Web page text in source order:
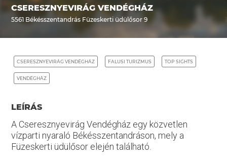
CSERESZNYEVIRÁG VENDÉGHÁZ
5561 Békésszentandrás Füzeskerti üdülősor 9
CSERESZNYEVIRÁG VENDÉGHÁZ FALUSI TURIZMUS TOP SIGHTS
VENDÉGHÁZ
LEÍRÁS
A Cseresznyevirág Vendégház egy közvetlen
vízparti nyaraló Békésszentandráson, mely a
Füzeskerti üdülősor elején található.